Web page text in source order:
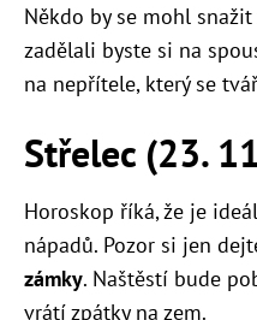
Někdo by se mohl
zadělali byste si na
na nepřítele, který se
Střelec (23.
Horoskop říká, že je
nápadů. Pozor si jen
zámky. Naštěstí bude
vrátí zpátky na zem.